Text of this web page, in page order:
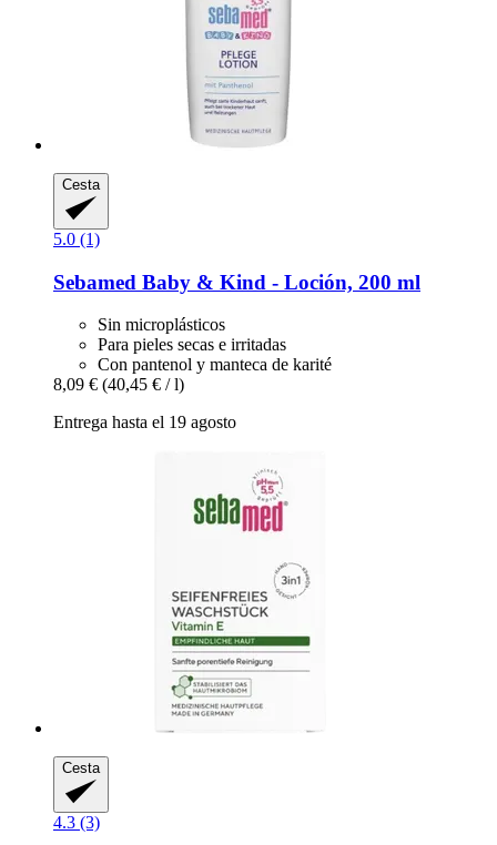
Cesta
5.0 (1)
Sebamed Baby & Kind -​ Loción, 200 ml
Sin microplásticos
Para pieles secas e irritadas
Con pantenol y manteca de karité
8,09 € (40,45 € / l)
Entrega hasta el 19 agosto
Cesta
4.3 (3)